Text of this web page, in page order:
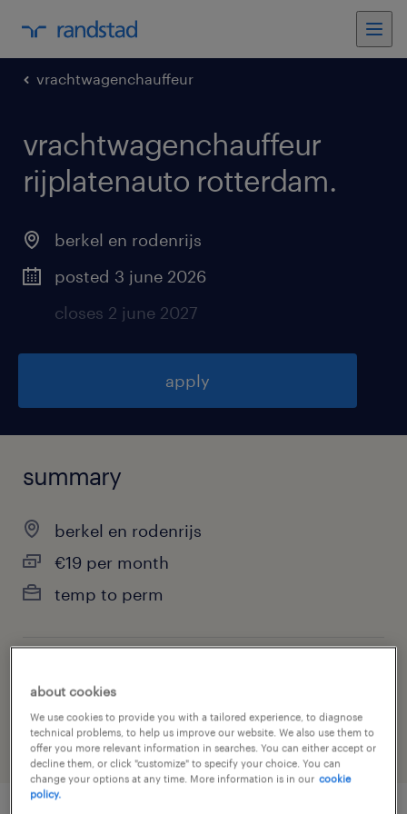
vrachtwagenchauffeur
vrachtwagenchauffeur
rijplatenauto rotterdam.
berkel en rodenrijs
posted 3 june 2026
closes 2 june 2027
apply
summary
berkel en rodenrijs
€19 per month
temp to perm
about cookies
We use cookies to provide you with a tailored experience, to diagnose
technical problems, to help us improve our website. We also use them to
offer you more relevant information in searches. You can either accept or
decline them, or click "customize" to specify your choice. You can
change your options at any time. More information is in our cookie
policy.